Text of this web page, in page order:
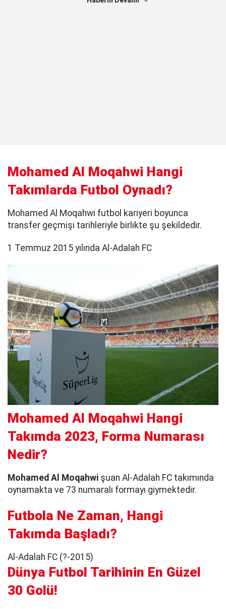
Mohamed Al Moqahwi Hangi
Takımlarda Futbol Oynadı?
Mohamed Al Moqahwi futbol kariyeri boyunca
transfer geçmişi tarihleriyle birlikte şu şekildedir.
1 Temmuz 2015 yılında Al-Adalah FC
Mohamed Al Moqahwi Hangi
Takımda 2023, Forma Numarası
Nedir?
Mohamed Al Moqahwi şuan Al-Adalah FC takımında
oynamakta ve 73 numaralı formayı giymektedir.
Futbola Ne Zaman, Hangi
Takımda Başladı?
Al-Adalah FC (?-2015)
Dünya Futbol Tarihinin En Güzel
30 Golü!